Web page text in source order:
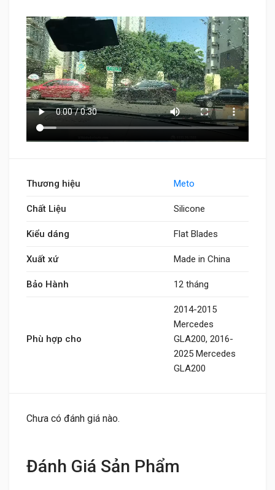
Thương hiệu Meto
Chất Liệu Silicone
Kiểu dáng Flat Blades
Xuất xứ Made in China
Bảo Hành 12 tháng
Phù hợp cho
2014-2015
Mercedes
GLA200, 2016-
2025 Mercedes
GLA200
Chưa có đánh giá nào.
Đánh Giá Sản Phẩm